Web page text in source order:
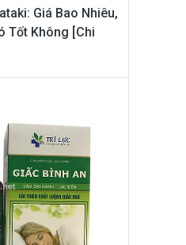
Giá Bao Nhiêu,
Tốt Không [Chi